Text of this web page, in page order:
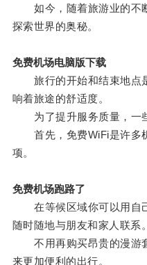
如今，随着旅游业的不
探索世界的奥秘。
免费机场电脑版下载
旅行的开始和结束地点
响着旅途的舒适度。
为了提升服务质量，一些
首先，免费WiFi是许多
项。
免费机场跑路了
在等候区域你可以用自
随时随地与朋友和家人联系。
不用再购买昂贵的漫游
来更加便利的出行。